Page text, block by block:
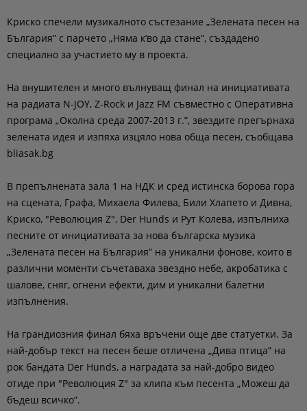
Криско спечели музикалното състезание „Зелената песен на
България” с парчето „Няма к’во да стане”, създадено
специално за участието му в проекта.
На внушителен и много вълнуващ финал на инициативата
на радиата N-JOY, Z-Rock и Jazz FM съвместно с Оперативна
програма „Околна среда 2007-2013 г.”, звездите прегърнаха
зелената идея и изпяха изцяло нова обща песен, съобщава
bliasak.bg
В препълнената зала 1 на НДК и сред истинска борова гора
на сцената, Графа, Михаела Филева, Били Хлапето и Дивна,
Криско, "Революция Z", Der Hunds и Рут Колева, изпълниха
песните от инициативата за нова българска музика
„Зелената песен на България” на уникални фонове, които в
различни моменти съчетаваха звездно небе, акробатика с
шалове, сняг, огнени ефекти, дим и уникални балетни
изпълнения.
На грандиозния финал бяха връчени още две статуетки. За
най-добър текст на песен беше отличена „Дива птица” на
рок бандата Der Hunds, а наградата за най-добро видео
отиде при "Революция Z" за клипа към песента „Можеш да
бъдеш всичко”.